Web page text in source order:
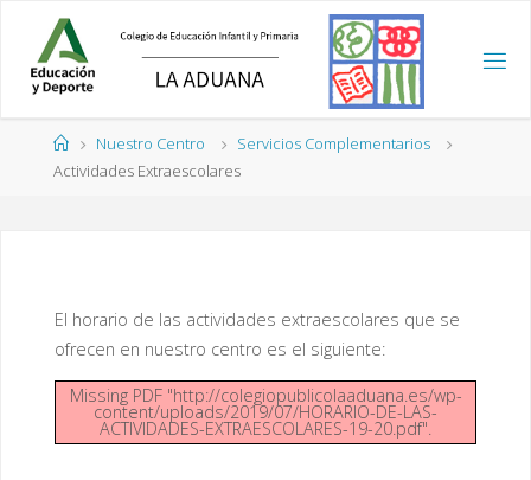
contenido
Página
de
Nuestro Centro
Servicios Complementarios
Actividades Extraescolares
El horario de las actividades extraescolares que se
ofrecen en nuestro centro es el siguiente:
Missing PDF "http://colegiopublicolaaduana.es/wp-
content/uploads/2019/07/HORARIO-DE-LAS-
ACTIVIDADES-EXTRAESCOLARES-19-20.pdf".